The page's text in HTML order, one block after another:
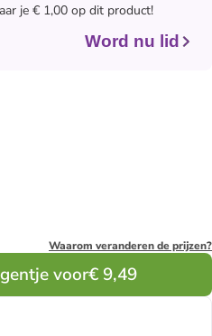
je € 1,00 op dit product!
Word nu lid
Waarom veranderen de prijzen?
voor€ 9,49